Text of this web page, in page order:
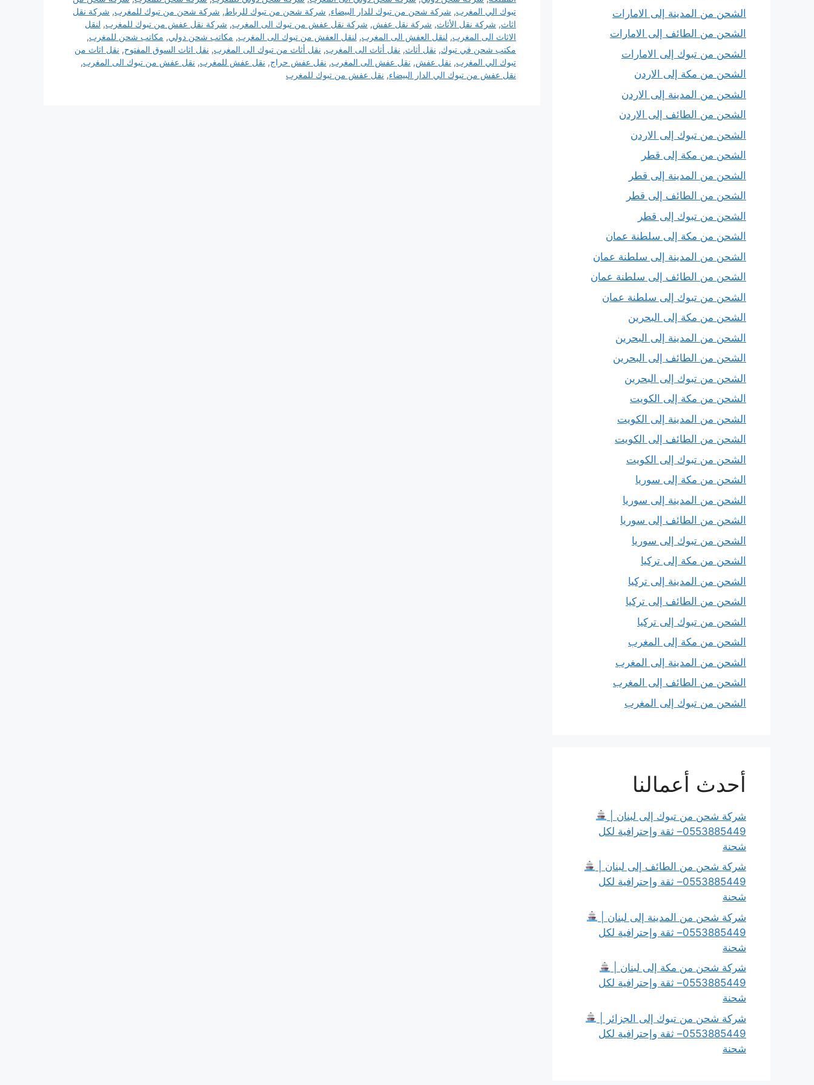
تبوك الي المغرب, شركة شحن من تبوك للدار البيضاء, شركة شحن من تبوك للرباط, شركة شحن من تبوك للمغرب, شركة نقل
اثاث, شركة نقل الأثاث, شركة نقل عفش, شركة نقل عفش من تبوك الى المغرب, شركة نقل عفش من تبوك للمغرب, لنقل
الاثاث الى المغرب, لنقل العفش الى المغرب, لنقل العفش من تبوك الى المغرب, مكاتب شحن دولي, مكاتب شحن للمغرب,
مكتب شحن في تبوك, نقل أثاث, نقل أثاث الى المغرب, نقل أثاث من تبوك الى المغرب, نقل اثاث السوق المفتوح, نقل اثاث من
تبوك الي المغرب, نقل عفش, نقل عفش الى المغرب, نقل عفش حراج, نقل عفش للمغرب, نقل عفش من تبوك الى المغرب,
نقل عفش من تبوك الي الدار البيضاء, نقل عفش من تبوك للمغرب
الشحن من المدينة إلى الامارات
الشحن من الطائف إلى الامارات
الشحن من تبوك إلى الامارات
الشحن من مكة إلى الاردن
الشحن من المدينة إلى الاردن
الشحن من الطائف إلى الاردن
الشحن من تبوك إلى الاردن
الشحن من مكة إلى قطر
الشحن من المدينة إلى قطر
الشحن من الطائف إلى قطر
الشحن من تبوك إلى قطر
الشحن من مكة إلى سلطنة عمان
الشحن من المدينة إلى سلطنة عمان
الشحن من الطائف إلى سلطنة عمان
الشحن من تبوك إلى سلطنة عمان
الشحن من مكة إلى البحرين
الشحن من المدينة إلى البحرين
الشحن من الطائف إلى البحرين
الشحن من تبوك إلى البحرين
الشحن من مكة إلى الكويت
الشحن من المدينة إلى الكويت
الشحن من الطائف إلى الكويت
الشحن من تبوك إلى الكويت
الشحن من مكة إلى سوريا
الشحن من المدينة إلى سوريا
الشحن من الطائف إلى سوريا
الشحن من تبوك إلى سوريا
الشحن من مكة إلى تركيا
الشحن من المدينة إلى تركيا
الشحن من الطائف إلى تركيا
الشحن من تبوك إلى تركيا
الشحن من مكة إلى المغرب
الشحن من المدينة إلى المغرب
الشحن من الطائف إلى المغرب
الشحن من تبوك إلى المغرب
أحدث أعمالنا
شركة شحن من تبوك إلى لبنان |
0553885449– ثقة وإحترافية لكل
شحنة
شركة شحن من الطائف إلى لبنان |
0553885449– ثقة وإحترافية لكل
شحنة
شركة شحن من المدينة إلى لبنان |
0553885449– ثقة وإحترافية لكل
شحنة
شركة شحن من مكة إلى لبنان |
0553885449– ثقة وإحترافية لكل
شحنة
شركة شحن من تبوك إلى الجزائر |
0553885449– ثقة وإحترافية لكل
شحنة